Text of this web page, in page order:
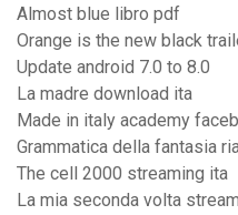
Almost blue libro pdf
Orange is the new black
Update android 7.0 to 8.0
La madre download ita
Made in italy academy
Grammatica della fantasia
The cell 2000 streaming ita
La mia seconda volta